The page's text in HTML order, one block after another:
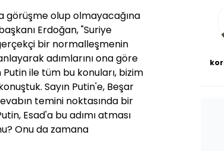
görüşme olup olmayacağına
Erdoğan, "Suriye
bir normalleşmenin
adımlarını ona göre
ile tüm bu konuları, bizim
Sayın Putin'e, Beşar
temini noktasında bir
Esad'a bu adımı atması
Onu da zamana